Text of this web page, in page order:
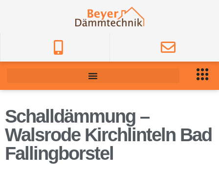
Schalldämmung –
Walsrode Kirchlinteln Bad
Fallingborstel